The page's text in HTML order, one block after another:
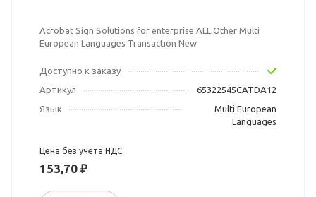
Acrobat Sign Solutions for enterprise ALL Other Multi
European Languages Transaction New
Доступно к заказу
Артикул
65322545CATDA12
Язык
Multi European
Languages
Цена без учета НДС
153,70 ₽